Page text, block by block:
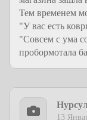
Тем временем
"У вас есть
"Совсем с ума
пробормотала
13